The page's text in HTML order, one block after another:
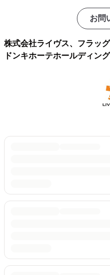
お問
株式会社ライヴス、フラッ
ドンキホーテホールディン